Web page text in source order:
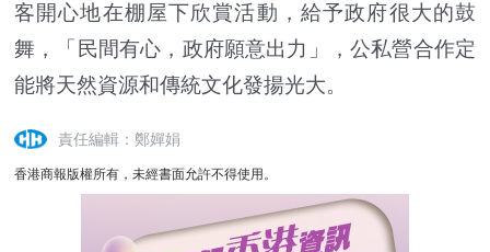
客開心地在棚屋下欣賞活動，給予政府很大的鼓
舞，「民間有心，政府願意出力」，公私營合作定
能將天然資源和傳統文化發揚光大。
責任編輯：鄭嬋娟
香港商報版權所有，未經書面允許不得使用。